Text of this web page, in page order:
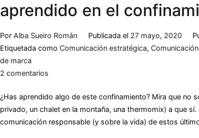
aprendido en el
Por Alba Sueiro Román Publicada el 27 mayo, 2020
Etiquetada como Comunicación estratégica,
de marca
2 comentarios
¿Has aprendido algo de este confinamiento? Mira que no
privado, un chalet en la montaña, una thermomix) a que
comunicación responsable (y sobre la vida) de estos